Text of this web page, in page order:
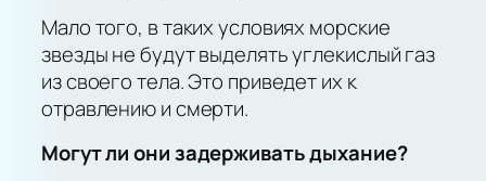
Мало того, в таких условиях морские
звезды не будут выделять углекислый газ
из своего тела. Это приведет их к
отравлению и смерти.
Могут ли они задерживать дыхание?